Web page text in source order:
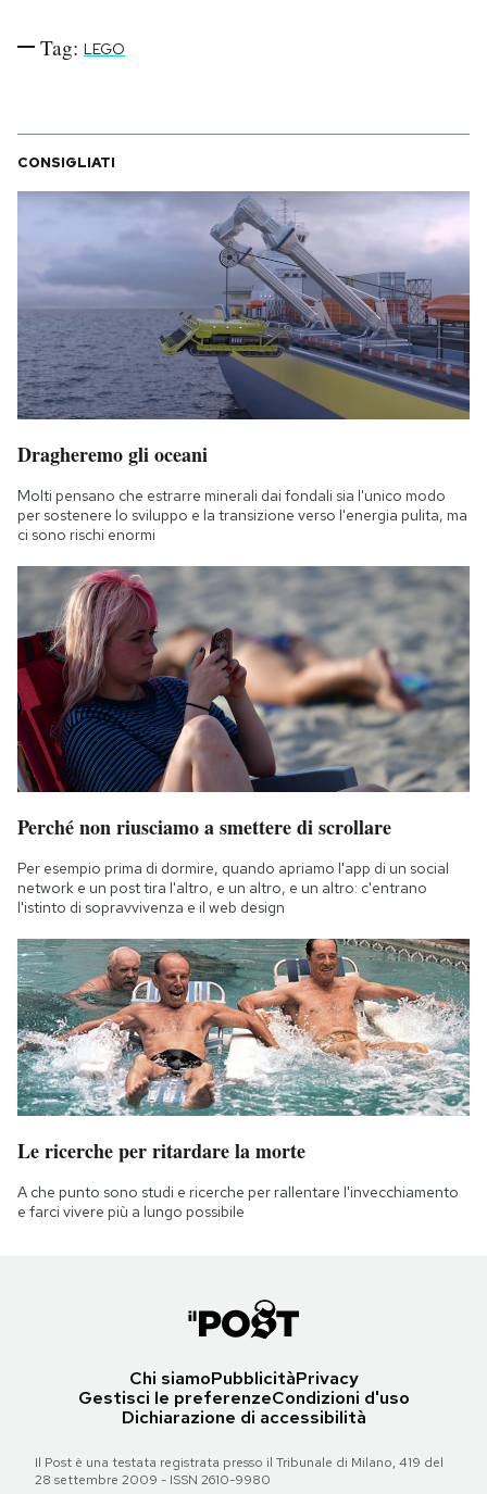
Tag: LEGO
CONSIGLIATI
Dragheremo gli oceani
Molti pensano che estrarre minerali dai fondali sia l'unico modo
per sostenere lo sviluppo e la transizione verso l'energia pulita, ma
ci sono rischi enormi
Perché non riusciamo a smettere di scrollare
Per esempio prima di dormire, quando apriamo l'app di un social
network e un post tira l'altro, e un altro, e un altro: c'entrano
l'istinto di sopravvivenza e il web design
Le ricerche per ritardare la morte
A che punto sono studi e ricerche per rallentare l'invecchiamento
e farci vivere più a lungo possibile
Chi siamoPubblicitàPrivacy
Gestisci le preferenzeCondizioni d'uso
Dichiarazione di accessibilità
Il Post è una testata registrata presso il Tribunale di Milano, 419 del
28 settembre 2009 - ISSN 2610-9980